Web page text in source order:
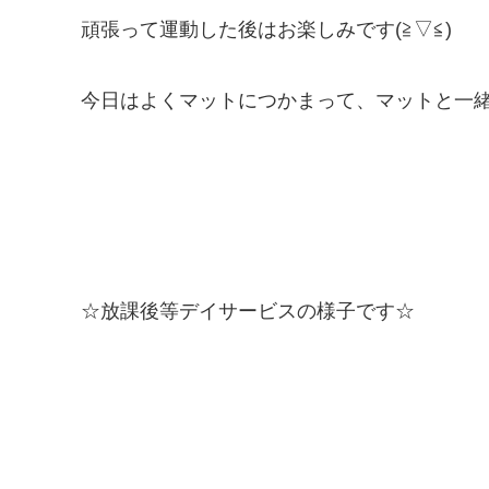
頑張って運動した後はお楽しみです(≧▽≦)
今日はよくマットにつかまって、マットと一
☆放課後等デイサービスの様子です☆